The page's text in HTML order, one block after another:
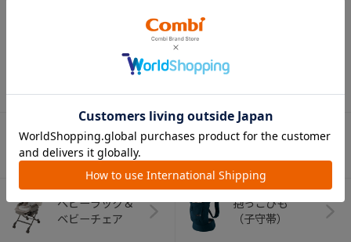
CATEGORY
カテゴリー
（コンビ）
ベビーカー
ベビーラック＆
ベビーチェア
抱っこひも
（子守帯）